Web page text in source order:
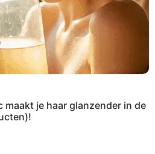
maakt je haar glanzender in de